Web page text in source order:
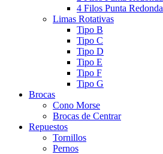
4 Filos Punta Redonda
Limas Rotativas
Tipo B
Tipo C
Tipo D
Tipo E
Tipo F
Tipo G
Brocas
Cono Morse
Brocas de Centrar
Repuestos
Tornillos
Pernos